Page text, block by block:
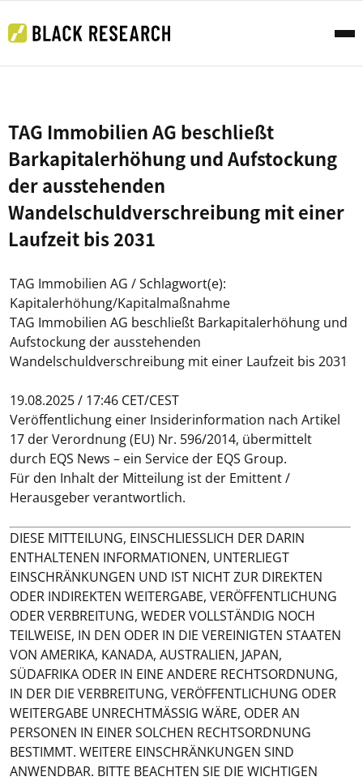
TAG Immobilien AG beschließt
Barkapitalerhöhung und Aufstockung
der ausstehenden
Wandelschuldverschreibung mit einer
Laufzeit bis 2031
TAG Immobilien AG / Schlagwort(e):
Kapitalerhöhung/Kapitalmaßnahme
TAG Immobilien AG beschließt Barkapitalerhöhung und
Aufstockung der ausstehenden
Wandelschuldverschreibung mit einer Laufzeit bis 2031
19.08.2025 / 17:46 CET/CEST
Veröffentlichung einer Insiderinformation nach Artikel
17 der Verordnung (EU) Nr. 596/2014, übermittelt
durch EQS News – ein Service der EQS Group.
Für den Inhalt der Mitteilung ist der Emittent /
Herausgeber verantwortlich.
DIESE MITTEILUNG, EINSCHLIESSLICH DER DARIN
ENTHALTENEN INFORMATIONEN, UNTERLIEGT
EINSCHRÄNKUNGEN UND IST NICHT ZUR DIREKTEN
ODER INDIREKTEN WEITERGABE, VERÖFFENTLICHUNG
ODER VERBREITUNG, WEDER VOLLSTÄNDIG NOCH
TEILWEISE, IN DEN ODER IN DIE VEREINIGTEN STAATEN
VON AMERIKA, KANADA, AUSTRALIEN, JAPAN,
SÜDAFRIKA ODER IN EINE ANDERE RECHTSORDNUNG,
IN DER DIE VERBREITUNG, VERÖFFENTLICHUNG ODER
WEITERGABE UNRECHTMÄSSIG WÄRE, ODER AN
PERSONEN IN EINER SOLCHEN RECHTSORDNUNG
BESTIMMT. WEITERE EINSCHRÄNKUNGEN SIND
ANWENDBAR. BITTE BEACHTEN SIE DIE WICHTIGEN